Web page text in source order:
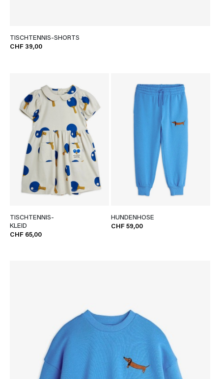
TISCHTENNIS-SHORTS
CHF 39,00
TISCHTENNIS-
KLEID
CHF 65,00
HUNDENHOSE
CHF 59,00